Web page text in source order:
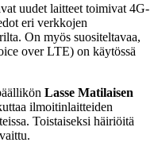
uudet laitteet toimivat 4G-
eri verkkojen
On myös suositeltavaa,
over LTE) on käytössä
Lasse Matilaisen
ilmoitinlaitteiden
Toistaiseksi häiriöitä